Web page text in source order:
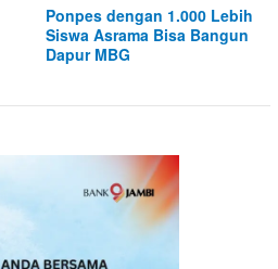
Ponpes dengan 1.000 Lebih
Siswa Asrama Bisa Bangun
Dapur MBG